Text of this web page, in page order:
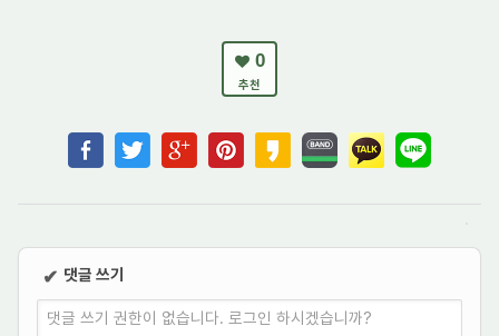
0
추천
✔ 댓글 쓰기
댓글 쓰기 권한이 없습니다. 로그인 하시겠습니까?